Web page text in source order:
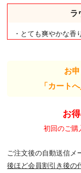
ラ
・とても爽やかな香
お
「カート
お
初回のご購
ご注文後の自動送信メ
後ほど会員割引き後の